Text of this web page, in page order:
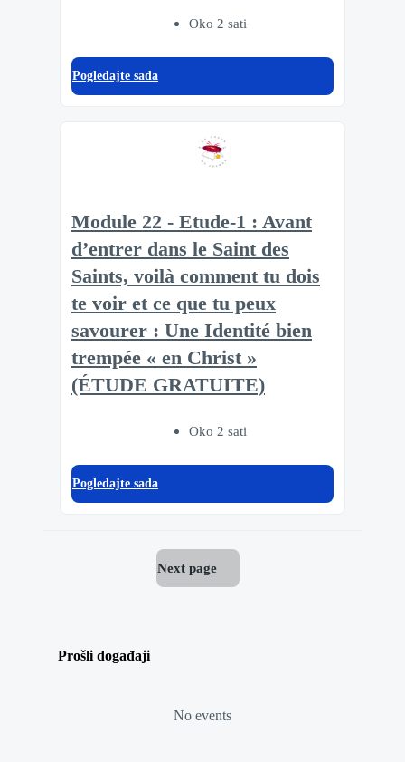
Oko 2 sati
Pogledajte sada
Module 22 - Etude-1 : Avant
d’entrer dans le Saint des
Saints, voilà comment tu dois
te voir et ce que tu peux
savourer : Une Identité bien
trempée « en Christ »
(ÉTUDE GRATUITE)
Oko 2 sati
Pogledajte sada
Next page
Prošli događaji
No events